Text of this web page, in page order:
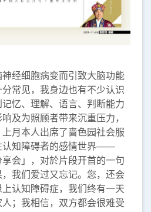
经细胞病变而引致大脑功能
常见，我身边也有不少认识
忆、理解、语言、判断能力
及为照顾者带来沉重压力，
月本人出席了啬色园社会服
认知障碍者的感情世界——
享会」，对於片段开首的一句
我们爱过又忘记。您，还会
认知障碍症，我们终有一天
；我相信，双方都会很难受